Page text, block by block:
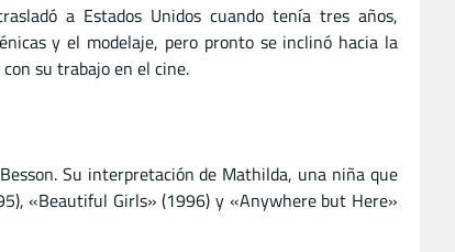
a Estados Unidos cuando tenía tres años,
y el modelaje, pero pronto se inclinó hacia la
su trabajo en el cine.
Su interpretación de Mathilda, una niña que
«Beautiful Girls» (1996) y «Anywhere but Here»